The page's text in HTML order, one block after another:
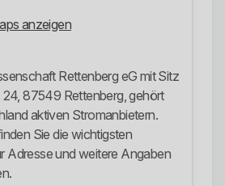
anzeigen
Rettenberg eG mit Sitz
24, 87549 Rettenberg, gehört
aktiven Stromanbietern.
Sie die wichtigsten
Adresse und weitere Angaben